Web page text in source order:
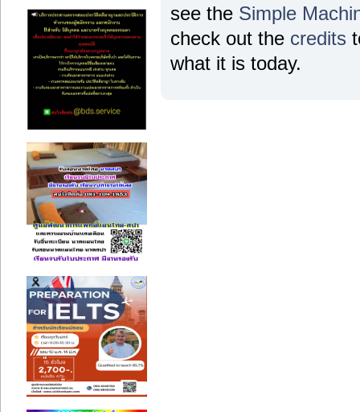
see the Simple
check out the credits
what it is today.